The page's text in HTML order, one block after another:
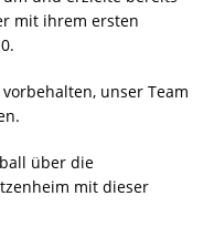
mit ihrem ersten
unser Team
über die
mit dieser